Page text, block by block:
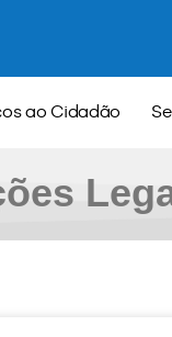
ao Cidadão